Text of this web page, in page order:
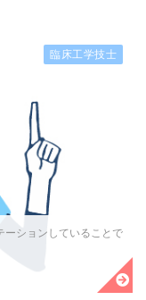
ーションしていることで
臨床工学技士